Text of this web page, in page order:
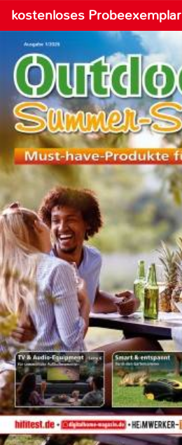
kostenloses Probeexemplar